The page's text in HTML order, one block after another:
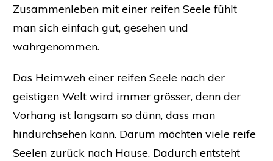
Zusammenleben mit einer reifen Seele fühlt
man sich einfach gut, gesehen und
wahrgenommen.
Das Heimweh einer reifen Seele nach der
geistigen Welt wird immer grösser, denn der
Vorhang ist langsam so dünn, dass man
hindurchsehen kann. Darum möchten viele reife
Seelen zurück nach Hause. Dadurch entsteht